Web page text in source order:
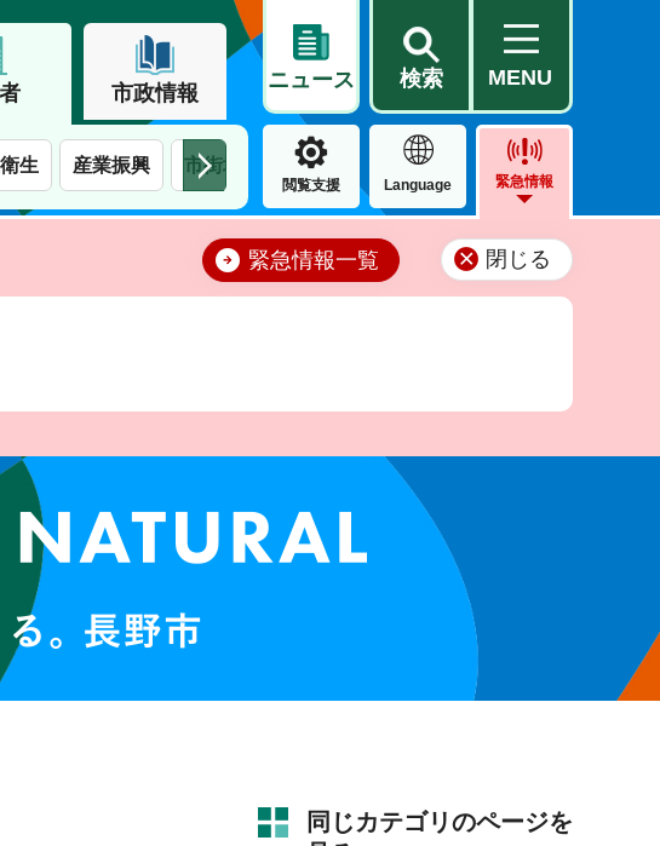
市政情報
ニュース 検索 MENU
生 産業振興 市街地整備・再開発 建築 上下水道局
閲覧支援 Language 緊急情報
緊急情報一覧 閉じる
市
同じカテゴリのページを